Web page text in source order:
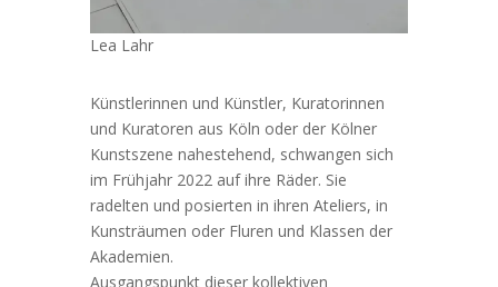
Lea Lahr
Künstlerinnen und Künstler, Kuratorinnen
und Kuratoren aus Köln oder der Kölner
Kunstszene nahestehend, schwangen sich
im Frühjahr 2022 auf ihre Räder. Sie
radelten und posierten in ihren Ateliers, in
Kunsträumen oder Fluren und Klassen der
Akademien.
Ausgangspunkt dieser kollektiven